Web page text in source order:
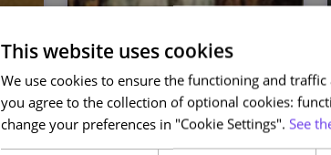
This website uses cookies
We use cookies to ensure the functioning and
you agree to the collection of optional cookies:
change your preferences in "Cookie Settings". See